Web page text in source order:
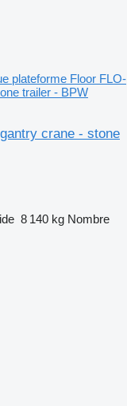
plateforme Floor FLO-
trailer - BPW
crane - stone
8 140 kg Nombre